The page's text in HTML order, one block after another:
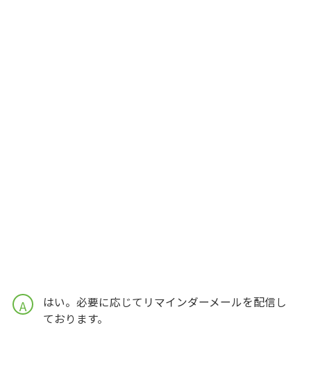
A
はい。必要に応じてリマインダーメールを配信し
ております。